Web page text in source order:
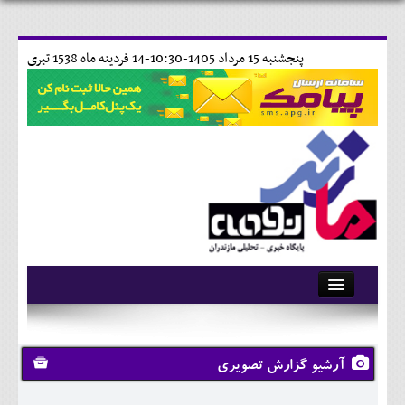
14 فردينه ماه 1538 تبری پنجشنبه 15 مرداد 1405-10:30-
آرشیو
تماس با ما
وبلاگ
آرشیو گزارش تصویری